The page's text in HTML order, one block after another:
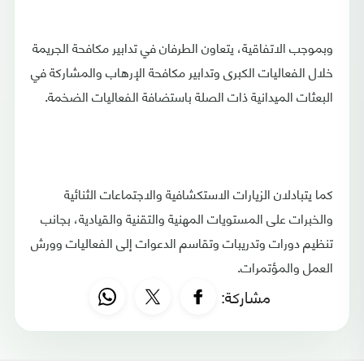
وبموجب الاتفاقية، يتعاون الطرفان في تدابير مكافحة الجريمة
خلال الفعاليات الكبرى وتدابير مكافحة الإرهاب والمشاركة في
البعثات الميدانية ذات الصلة باستضافة الفعاليات الضخمة.
كما يتبادلان الزيارات الاستكشافية والاجتماعات الثنائية
والخبرات على المستويات المهنية والتقنية والقيادية، بجانب
تنظيم دورات وتدريبات وتقاسم الدعوات إلى الفعاليات وورش
العمل والمؤتمرات.
مشاركة: